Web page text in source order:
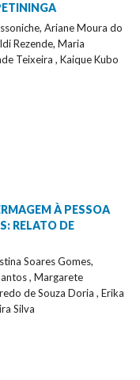
Ariane Moura do
Rezende, Maria
Teixeira , Kaique Kubo
À PESSOA
RELATO DE
Soares Gomes,
, Margarete
de Souza Doria , Erika
Silva